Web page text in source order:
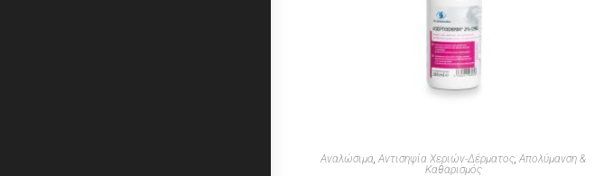
Αναλώσιμα,Αντισηψία Χεριών-Δέρματος,Απολύμανση &
Καθαρισμός